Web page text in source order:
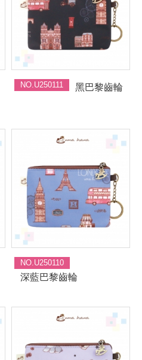
NO.U250111 黑巴黎齒輪
NO.U250110
深藍巴黎齒輪